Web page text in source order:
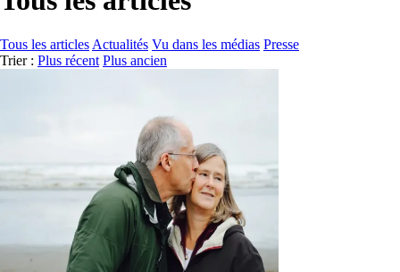
Tous les articles Actualités Vu dans les médias Presse
Trier : Plus récent Plus ancien